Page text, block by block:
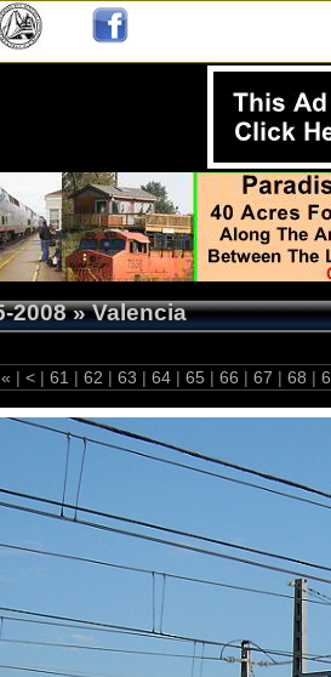
2008»Valencia
« | < | 61 | 62 | 63 | 64 | 65 | 66 | 67 | 68 |